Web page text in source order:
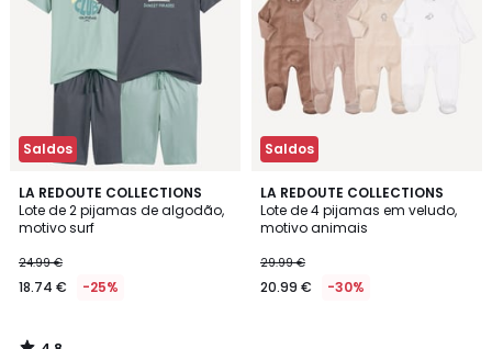
Saldos
LA REDOUTE COLLECTIONS
Lote de 2 pijamas de algodão,
motivo surf
24.99 €
18.74 € -25%
4,8
/ 5
Saldos
LA REDOUTE COLLECTIONS
Lote de 4 pijamas em veludo,
motivo animais
29.99 €
20.99 € -30%